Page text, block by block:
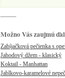
Možno Vás zaujmú
Zabíjačková pečienka s
Jahodový džem - klasický
Koktail - Manhattan
Jablkovo-karamelové